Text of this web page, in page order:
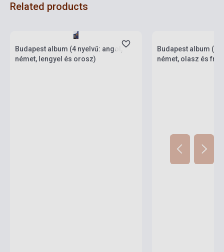
Related products
Budapest album (4 nyelvű: angol,
német, lengyel és orosz)
Budapest album (4
német, olasz és